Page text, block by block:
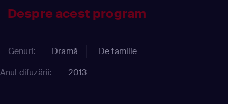
Despre acest program
Genuri: Dramă
De familie
Anul difuzării:
2013